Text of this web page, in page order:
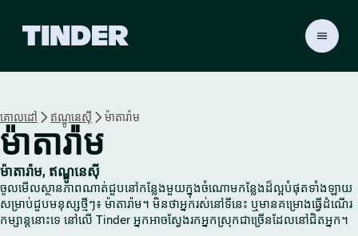
T
e
r
គោលដៅ ឥណ្ឌូនេស៊ី ម៉ាតារ៉ាម
ម៉ាតារ៉ាម
ម៉ាតារ៉ាម, ឥណ្ឌូនេស៊ី
ចូលមើលស្ថានភាពណាត់ជួបនៅកន្លែងមួយក្នុងចំណោមកន្លែងដ៏ល្អបំផុតទាំងឡាយ
សម្រាប់ជួបមនុស្សថ្មីៗ៖ ម៉ាតារ៉ាម។ មិនថាអ្នករស់នៅទីនេះ ឬមានគម្រោងធ្វើដំណើរ
កម្សាន្តនោះទេ នៅលើ Tinder អ្នកអាចស្វែងរកអ្នកស្រុកជាច្រើនដែលនៅជិតអ្នក។